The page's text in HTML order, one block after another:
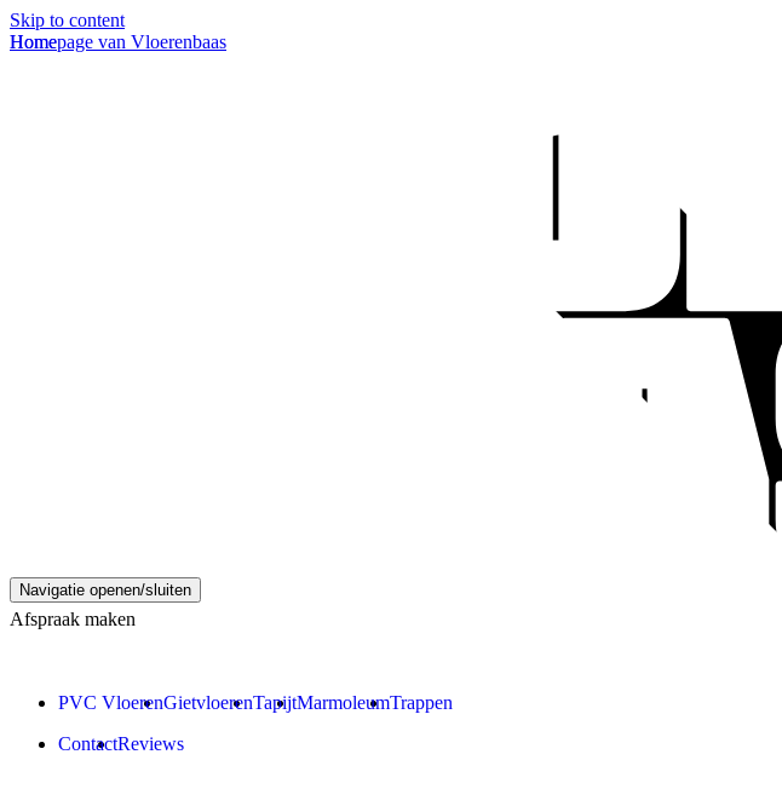
Skip to content
Homepage van Vloerenbaas
Navigatie openen/sluiten
Afspraak maken
PVC VloerenGietvloerenTapijtMarmoleumTrappen
ContactReviews
Home